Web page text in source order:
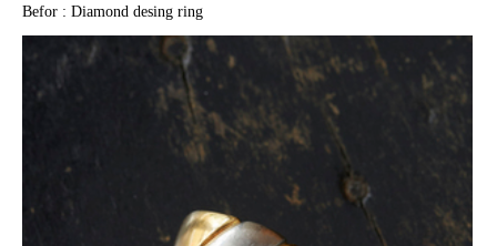
Befor : Diamond desing ring